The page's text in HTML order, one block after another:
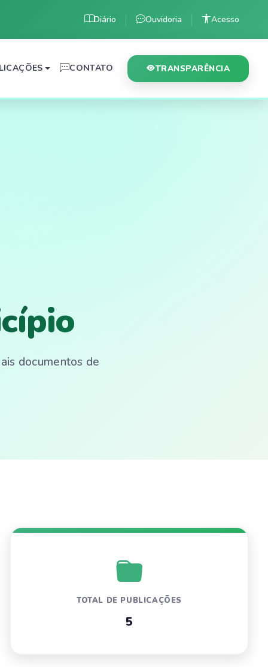
Diário Ouvidoria Acesso
CONTATO TRANSPARÊNCIA
documentos de
TOTAL DE PUBLICAÇÕES
5